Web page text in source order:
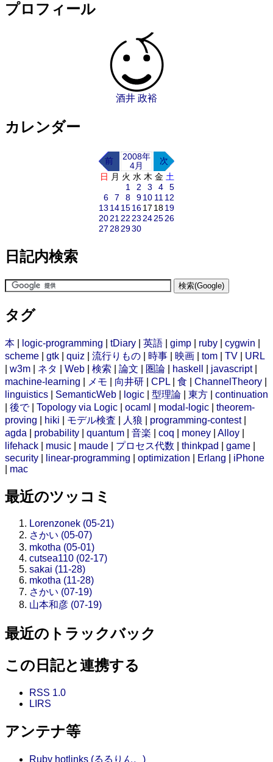
プロフィール
酒井 政裕
カレンダー
前
2008年
4月
次
日 月 火 水 木 金 土
1
2 3 4
5
6
7 8 910 11 12
13 14151617 1819
2021 22 23 242526
27 282930
日記内検索
タグ
本 logic-programming tDiary 英語 gimp ruby cygwin
scheme
gtk quiz 流行りもの 時事 映画 tom TV
URL
w3m ネタ Web 検索 論文 圏論 haskell javascript|
machine-learning
メモ 向井研 CPL 食 ChannelTheory
linguistics
SemanticWeb logic 型理論 東方
continuation
後で| Topology via Logic ocaml modal-logic
theorem-
proving
hiki モデル検査 人狼 programming-contest|
agda
probability quantum 音楽 coq money Alloy
lifehack
music maude プロセス代数 thinkpad game
security
linear-programming optimization Erlang
iPhone
mac
最近のツッコミ
Lorenzonek (05-21)
さかい (05-07)
mkotha (05-01)
cutsea110 (02-17)
sakai (11-28)
mkotha (11-28)
さかい (07-19)
山本和彦 (07-19)
最近のトラックバック
この日記と連携する
RSS 1.0
LIRS
アンテナ等
Ruby hotlinks (るるりん。)